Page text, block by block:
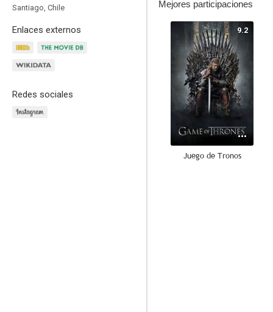
Santiago, Chile
Enlaces externos
Redes sociales
Mejores participaciones
9.2
Juego de Tronos